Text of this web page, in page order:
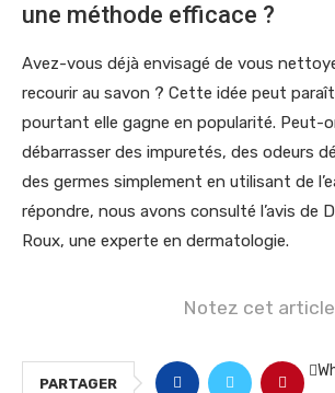
une méthode efficace ?
Avez-vous déjà envisagé de vous
recourir au savon ? Cette idée peut
pourtant elle gagne en popularité. Peut-
débarrasser des impuretés, des odeurs
des germes simplement en utilisant de
répondre, nous avons consulté l’avis de
Roux, une experte en dermatologie.
Notez cet article
PARTAGER